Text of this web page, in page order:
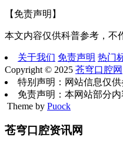
【免责声明】
本文内容仅供科普参考，不
关于我们 免责声明 热门
Copyright © 2025 苍穹口腔网
特别声明：网站信息仅
免责声明：本网站部分
Theme by Puock
苍穹口腔资讯网